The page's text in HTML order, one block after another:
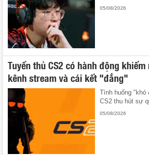
05/08/2026
Tuyển thủ CS2 có hành động
kênh stream và cái kết "đắng"
Tình huống "khó
CS2 thu hút sự
05/08/2026